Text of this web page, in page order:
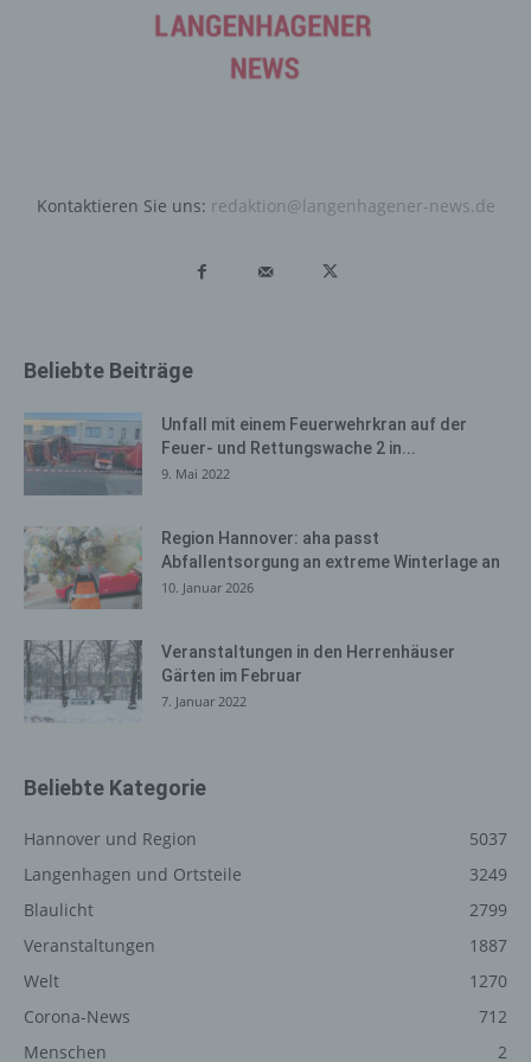
Kontaktieren Sie uns: redaktion@langenhagener-news.de
Beliebte Beiträge
Unfall mit einem Feuerwehrkran auf der
Feuer- und Rettungswache 2 in...
9. Mai 2022
Region Hannover: aha passt
Abfallentsorgung an extreme Winterlage an
10. Januar 2026
Veranstaltungen in den Herrenhäuser
Gärten im Februar
7. Januar 2022
Beliebte Kategorie
Hannover und Region
5037
Langenhagen und Ortsteile
3249
Blaulicht
2799
Veranstaltungen
1887
Welt
1270
Corona-News
712
Menschen
2
Internetbrowsers verhindern und damit der Setzung von
Cookies dauerhaft widersprechen. Ferner können
bereits gesetzte Cookies jederzeit über einen
Internetbrowser, sind unter Umständen nicht alle
Erfassung von allgemeinen Daten
Internetseite durch eine betroffene Person oder ein
Daten und Informationen. Diese allgemeinen Daten und
Informationen werden in den Logfiles des Servers
gespeichert. Erfasst werden können die (1) verwendeten
System verwendete Betriebssystem, (3) die
Internetseite, von welcher ein zugreifendes System auf
unsere Internetseite gelangt (sogenannte Referrer), (4)
die Unterwebseiten, welche über ein zugreifendes
System auf unserer Internetseite angesteuert werden,
(5) das Datum und die Uhrzeit eines Zugriffs auf die
Internetseite, (6) eine Internet-Protokoll-Adresse (IP-
Adresse), (7) der Internet-Service-Provider des
Angriffen auf unsere informationstechnologischen
Informationen ziehen wird keine Rückschlüsse auf die
betroffene Person. Diese Informationen werden vielmehr
benötigt, um (1) die Inhalte unserer Internetseite korrekt
die Werbung für diese zu optimieren, (3) die dauerhafte
Funktionsfähigkeit unserer informationstechnologischen
Systeme und der Technik unserer Internetseite zu